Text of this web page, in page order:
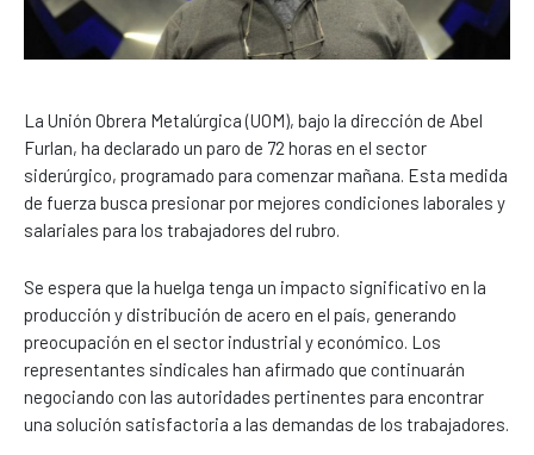
La Unión Obrera Metalúrgica (UOM), bajo la dirección de Abel
Furlan, ha declarado un paro de 72 horas en el sector
siderúrgico, programado para comenzar mañana. Esta medida
de fuerza busca presionar por mejores condiciones laborales y
salariales para los trabajadores del rubro.
Se espera que la huelga tenga un impacto significativo en la
producción y distribución de acero en el país, generando
preocupación en el sector industrial y económico. Los
representantes sindicales han afirmado que continuarán
negociando con las autoridades pertinentes para encontrar
una solución satisfactoria a las demandas de los trabajadores.